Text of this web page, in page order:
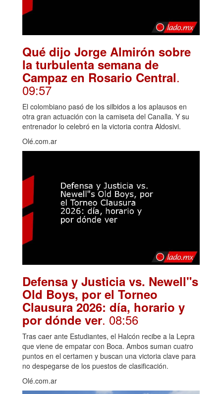
Qué dijo Jorge Almirón sobre
la turbulenta semana de
Campaz en Rosario Central.
09:57
El colombiano pasó de los silbidos a los aplausos en
otra gran actuación con la camiseta del Canalla. Y su
entrenador lo celebró en la victoria contra Aldosivi.
Olé.com.ar
Defensa y Justicia vs. Newell"s
Old Boys, por el Torneo
Clausura 2026: día, horario y
por dónde ver. 08:56
Tras caer ante Estudiantes, el Halcón recibe a la Lepra
que viene de empatar con Boca. Ambos suman cuatro
puntos en el certamen y buscan una victoria clave para
no despegarse de los puestos de clasificación.
Olé.com.ar